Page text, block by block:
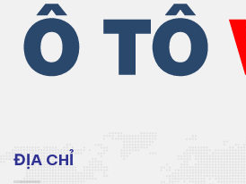
ĐỊA CHỈ